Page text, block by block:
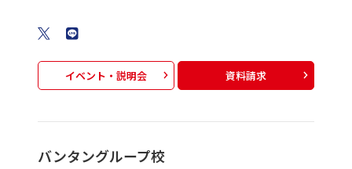
イベント・説明会 資料請求
バンタングループ校